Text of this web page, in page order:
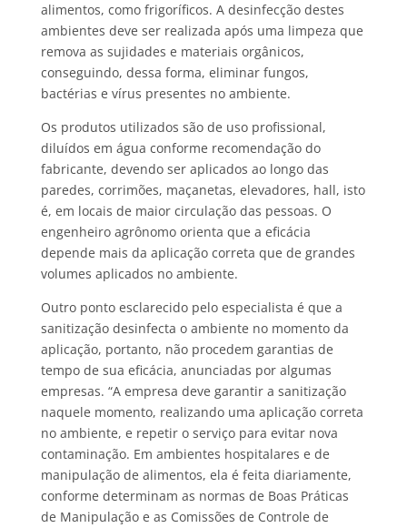
alimentos, como frigoríficos. A desinfecção destes
ambientes deve ser realizada após uma limpeza que
remova as sujidades e materiais orgânicos,
conseguindo, dessa forma, eliminar fungos,
bactérias e vírus presentes no ambiente.
Os produtos utilizados são de uso profissional,
diluídos em água conforme recomendação do
fabricante, devendo ser aplicados ao longo das
paredes, corrimões, maçanetas, elevadores, hall, isto
é, em locais de maior circulação das pessoas. O
engenheiro agrônomo orienta que a eficácia
depende mais da aplicação correta que de grandes
volumes aplicados no ambiente.
Outro ponto esclarecido pelo especialista é que a
sanitização desinfecta o ambiente no momento da
aplicação, portanto, não procedem garantias de
tempo de sua eficácia, anunciadas por algumas
empresas. “A empresa deve garantir a sanitização
naquele momento, realizando uma aplicação correta
no ambiente, e repetir o serviço para evitar nova
contaminação. Em ambientes hospitalares e de
manipulação de alimentos, ela é feita diariamente,
conforme determinam as normas de Boas Práticas
de Manipulação e as Comissões de Controle de